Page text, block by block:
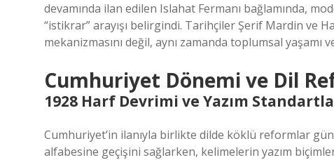
devamında ilan edilen Islahat Fermanı bağlamında,
“istikrar” arayışı belirgindi. Tarihçiler Şerif Mardin ve
mekanizmasını değil, aynı zamanda toplumsal
Cumhuriyet Dönemi ve Dil
1928 Harf Devrimi ve Yazım
Cumhuriyet’in ilanıyla birlikte dilde köklü reformlar
alfabesine geçişini sağlarken, kelimelerin yazım